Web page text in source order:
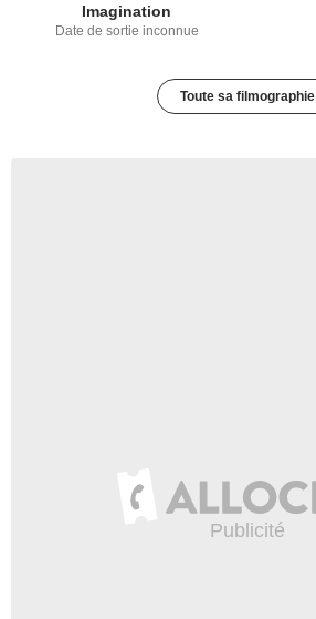
Imagination
Date de sortie inconnue
Toute sa filmographie